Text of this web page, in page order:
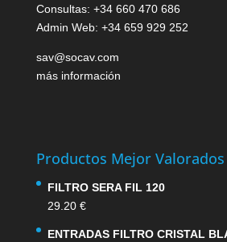
Consultas: +34 660 470 686
Admin Web: +34 659 929 252
sav@socav.com
más información
Productos Mejor Valorados
FILTRO SERA FIL 120
29.20 €
ENTRADAS FILTRO CRISTAL